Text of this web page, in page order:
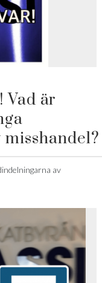
Vad är
av